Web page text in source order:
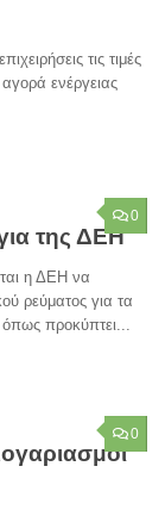
τις τιμές
ενέργειας
0
της ΔΕΗ
η ΔΕΗ να
ρεύματος για τα
προκύπτει...
0